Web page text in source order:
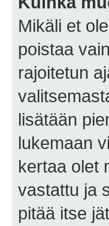
Mikäli et
poistaa
rajoitetun
lisätään
lukemaan
kertaa olet
vastattu ja
pitää itse